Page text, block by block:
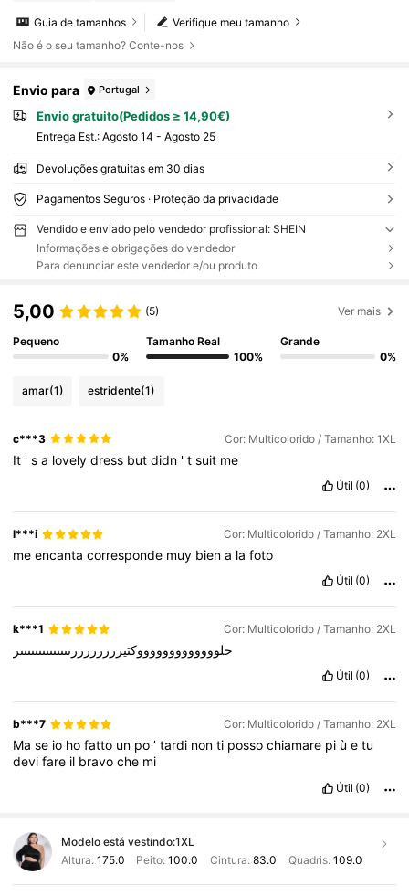
Verifique meu tamanho
Guia de tamanhos
Não é o seu tamanho? Conte-nos
Envio para Portugal
Envio gratuito(Pedidos ≥ 14,90€)
Entrega Est.: Agosto 14 - Agosto 25
Devoluções gratuitas em 30 dias
Pagamentos Seguros · Proteção da privacidade
Vendido e enviado pelo vendedor profissional: SHEIN
Informações e obrigações do vendedor
Para denunciar este vendedor e/ou produto
5,00 (5) Ver mais
Pequeno
0%
Tamanho Real
100%
Grande
0%
amar(1) estridente(1)
c***3 Cor: Multicolorido / Tamanho: 1XL
It 'sa lovelydress butdidn 'tsuit me
Útil (0)
l***i Cor: Multicolorido / Tamanho: 2XL
meencantacorresponde muy biena lafoto
Útil (0)
k***1 Cor: Multicolorido / Tamanho: 2XL
حلوووووووووووووكتيررررررررىىىىىىىىىىىىىىر
Útil (0)
b***7 Cor: Multicolorido / Tamanho: 2XL
Mase io hofatto un po’tardi nonti possochiamare pi ùetu
devifare il bravoche mi
Útil (0)
Modelo está vestindo:1XL
Altura: 175.0 Peito:100.0 Cintura: 83.0 Quadris: 109.0